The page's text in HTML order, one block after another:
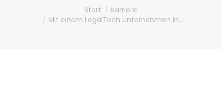
Sie befinden sich hier:
Start
Karriere
Mit einem LegalTech Unternehmen in…